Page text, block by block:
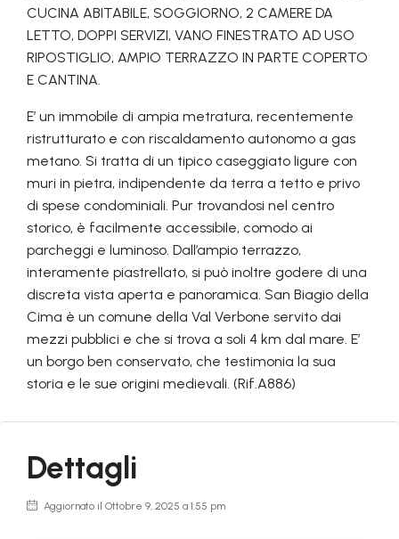
CUCINA ABITABILE, SOGGIORNO, 2 CAMERE DA
LETTO, DOPPI SERVIZI, VANO FINESTRATO AD USO
RIPOSTIGLIO, AMPIO TERRAZZO IN PARTE COPERTO
E CANTINA.
E’ un immobile di ampia metratura, recentemente
ristrutturato e con riscaldamento autonomo a gas
metano. Si tratta di un tipico caseggiato ligure con
muri in pietra, indipendente da terra a tetto e privo
di spese condominiali. Pur trovandosi nel centro
storico, è facilmente accessibile, comodo ai
parcheggi e luminoso. Dall’ampio terrazzo,
interamente piastrellato, si può inoltre godere di una
discreta vista aperta e panoramica. San Biagio della
Cima è un comune della Val Verbone servito dai
mezzi pubblici e che si trova a soli 4 km dal mare. E’
un borgo ben conservato, che testimonia la sua
storia e le sue origini medievali. (Rif.A886)
Dettagli
Aggiornato il Ottobre 9, 2025 a 1:55 pm